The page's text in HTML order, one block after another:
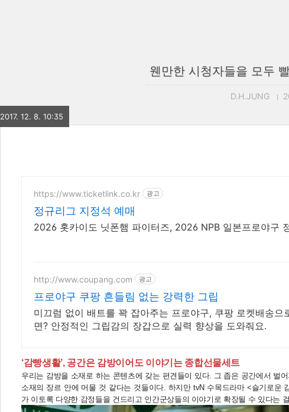
웬만한 시청자들을 모두
D.H.JUNG
2017. 12. 8. 10:35
https://www.ticketlink.co.kr 광고
정규리그 지정석 예매
2026 홋카이도 닛폰햄 파이터즈, 2026 NPB 일본프로야구
http://www.coupang.com 광고
프로야구 쿠팡 흔들림 없는 강력한 그립
미끄럼 없이 배트를 꽉 잡아주는 프로야구, 쿠팡 로켓배송
면? 안정적인 그립감의 장갑으로 실력 향상을 도와줘요.
‘감빵생활’, 공간은 감방이어도 이야기는 종합선물세트
우리는 감방을 소재로 하는 콘텐츠에 갖는 편견들이 있다. 그 좁은 공간에서 벌
소재의 장르 안에 머물 것 같다는 것들이다. 하지만 tvN 수목드라마 <슬기로운
가 이토록 다양한 감정들을 건드리고 인간군상들의 이야기로 확장될 수 있다는